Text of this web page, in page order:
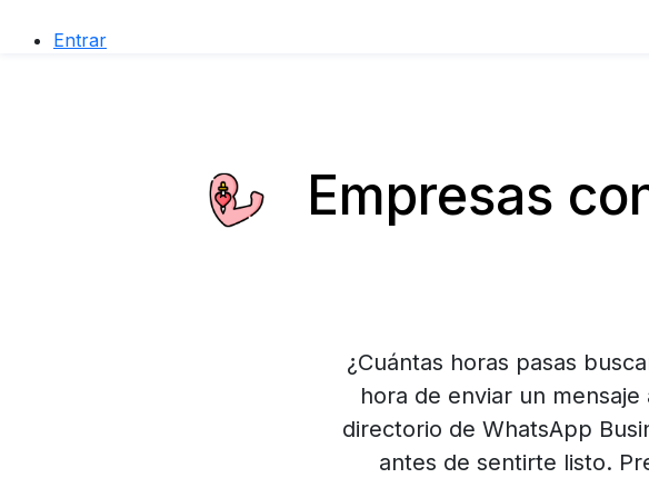
Entrar
Empresas
¿Cuántas horas pasas
hora de enviar un
directorio de WhatsApp
antes de sentirte listo.